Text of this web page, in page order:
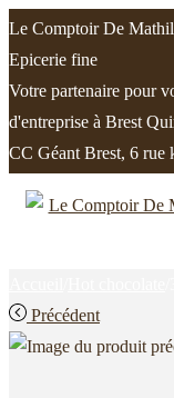
Le Comptoir De
Epicerie fine
Votre partenaire pour
d'entreprise à Brest
CC Géant Brest, 6 rue
Passer
Passer
Précédent